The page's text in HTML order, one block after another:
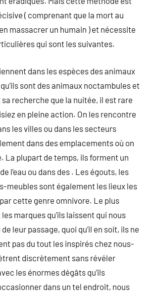
( comprenant que la mort au
massacrer un humain ) et nécessite
qui sont les suivantes.
dans les espèces des animaux
sont des animaux noctambules et
sa recherche que la nuitée, il est rare
en pleine action. On les rencontre
les villes ou dans les secteurs
dans des emplacements où on
La plupart de temps, ils forment un
l’eau ou dans des . Les égouts, les
meubles sont également les lieux les
cette genre omnivore. Le plus
marques qu’ils laissent qui nous
leur passage, quoi qu’il en soit, ils ne
pas du tout les inspirés chez nous-
discrètement sans révéler
les énormes dégâts qu’ils
dans un tel endroit, nous